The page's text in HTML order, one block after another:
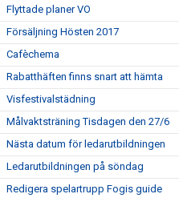
Flyttade planer VO
Försäljning Hösten 2017
Cafèchema
Rabatthäften finns snart att hämta
Visfestivalstädning
Målvaktsträning Tisdagen den 27/6
Nästa datum för ledarutbildningen
Ledarutbildningen på söndag
Redigera spelartrupp Fogis guide